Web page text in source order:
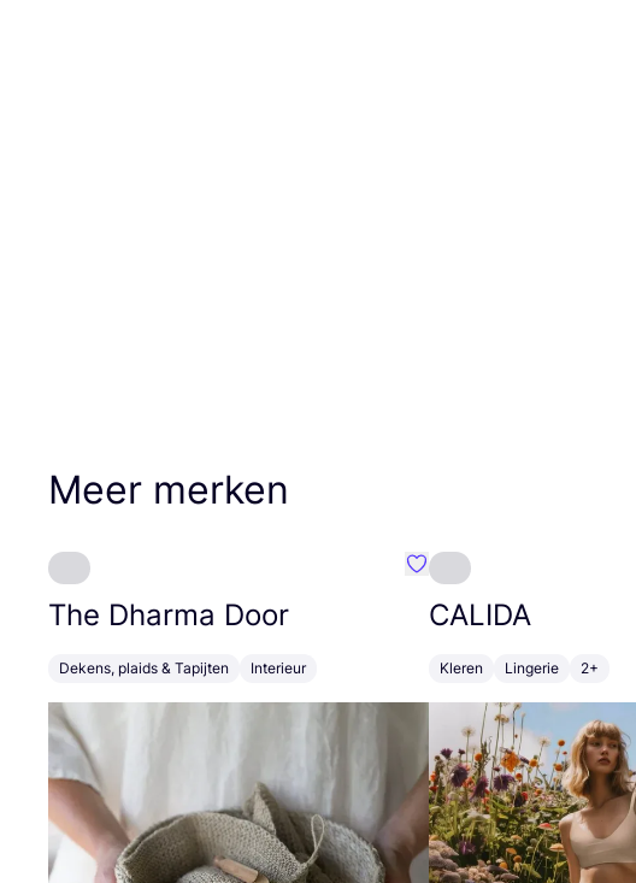
Meer merken
The Dharma Door
Dekens, plaids & Tapijten Interieur
Favoriete {naam}
CALIDA
Kleren Lingerie 2+